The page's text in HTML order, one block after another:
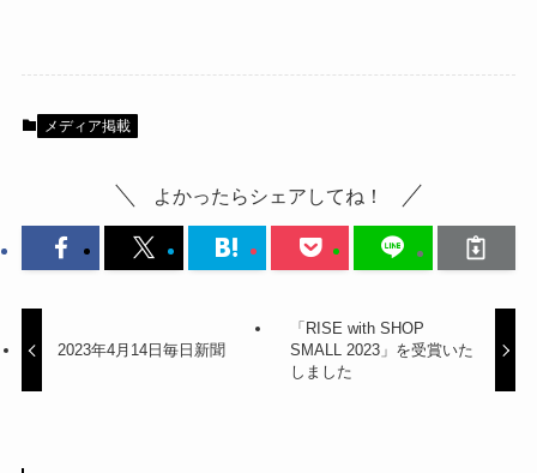
メディア掲載
よかったらシェアしてね！
2023年4月14日毎日新聞
「RISE with SHOP
SMALL 2023」を受賞いた
しました